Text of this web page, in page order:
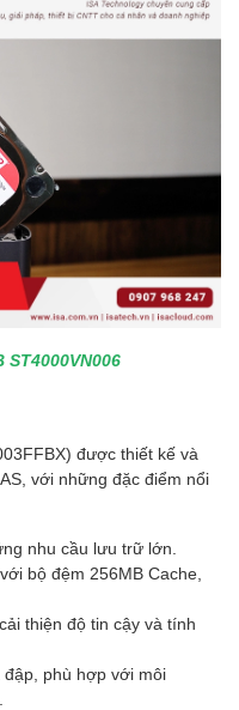
được thiết kế và
với những đặc điểm nổi
nhu cầu lưu trữ lớn.
bộ đệm 256MB Cache,
thiện độ tin cậy và tính
phù hợp với môi